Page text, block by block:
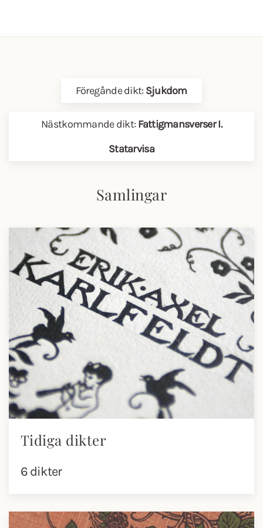
Föregånde dikt: Sjukdom
Nästkommande dikt: Fattigmansverser I.
Statarvisa
Samlingar
Tidiga dikter
6 dikter